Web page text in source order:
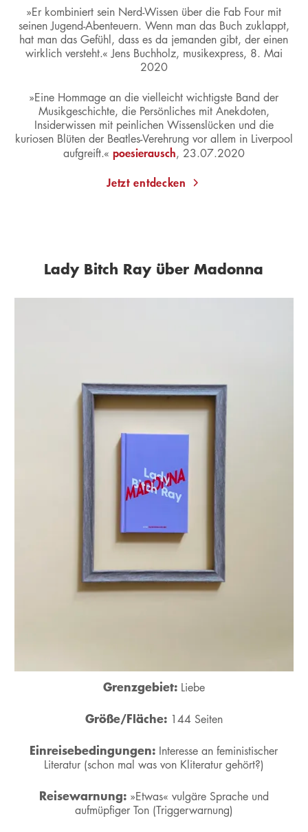
»Er kombiniert sein Nerd-Wissen über die Fab Four mit
seinen Jugend-Abenteuern. Wenn man das Buch zuklappt,
hat man das Gefühl, dass es da jemanden gibt, der einen
wirklich versteht.« Jens Buchholz, musikexpress, 8. Mai
2020
»Eine Hommage an die vielleicht wichtigste Band der
Musikgeschichte, die Persönliches mit Anekdoten,
Insiderwissen mit peinlichen Wissenslücken und die
kuriosen Blüten der Beatles-Verehrung vor allem in Liverpool
aufgreift.« poesierausch, 23.07.2020
Jetzt entdecken
Lady Bitch Ray über Madonna
Grenzgebiet: Liebe
Größe/Fläche: 144 Seiten
Einreisebedingungen: Interesse an feministischer
Literatur (schon mal was von Kliteratur gehört?)
Reisewarnung: »Etwas« vulgäre Sprache und
aufmüpfiger Ton (Triggerwarnung)